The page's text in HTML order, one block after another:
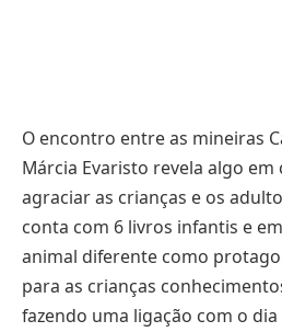
O encontro entre as mineiras
Márcia Evaristo revela algo
agraciar as crianças e os
conta com 6 livros infantis e
animal diferente como
para as crianças
fazendo uma ligação com o